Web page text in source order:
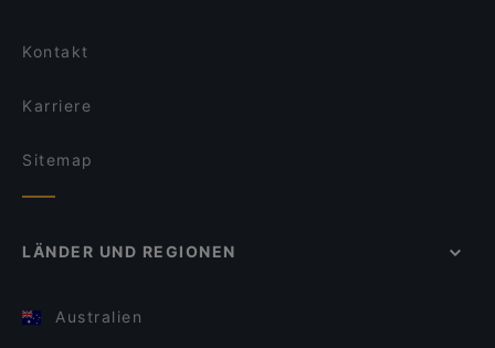
Kontakt
Karriere
Sitemap
LÄNDER UND REGIONEN
Australien